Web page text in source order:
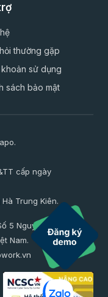
thường gặp
sử dụng
sách bảo mật
cấp ngày
Trung Kiên.
5 Nguyễn Thị Duệ,
Nam.